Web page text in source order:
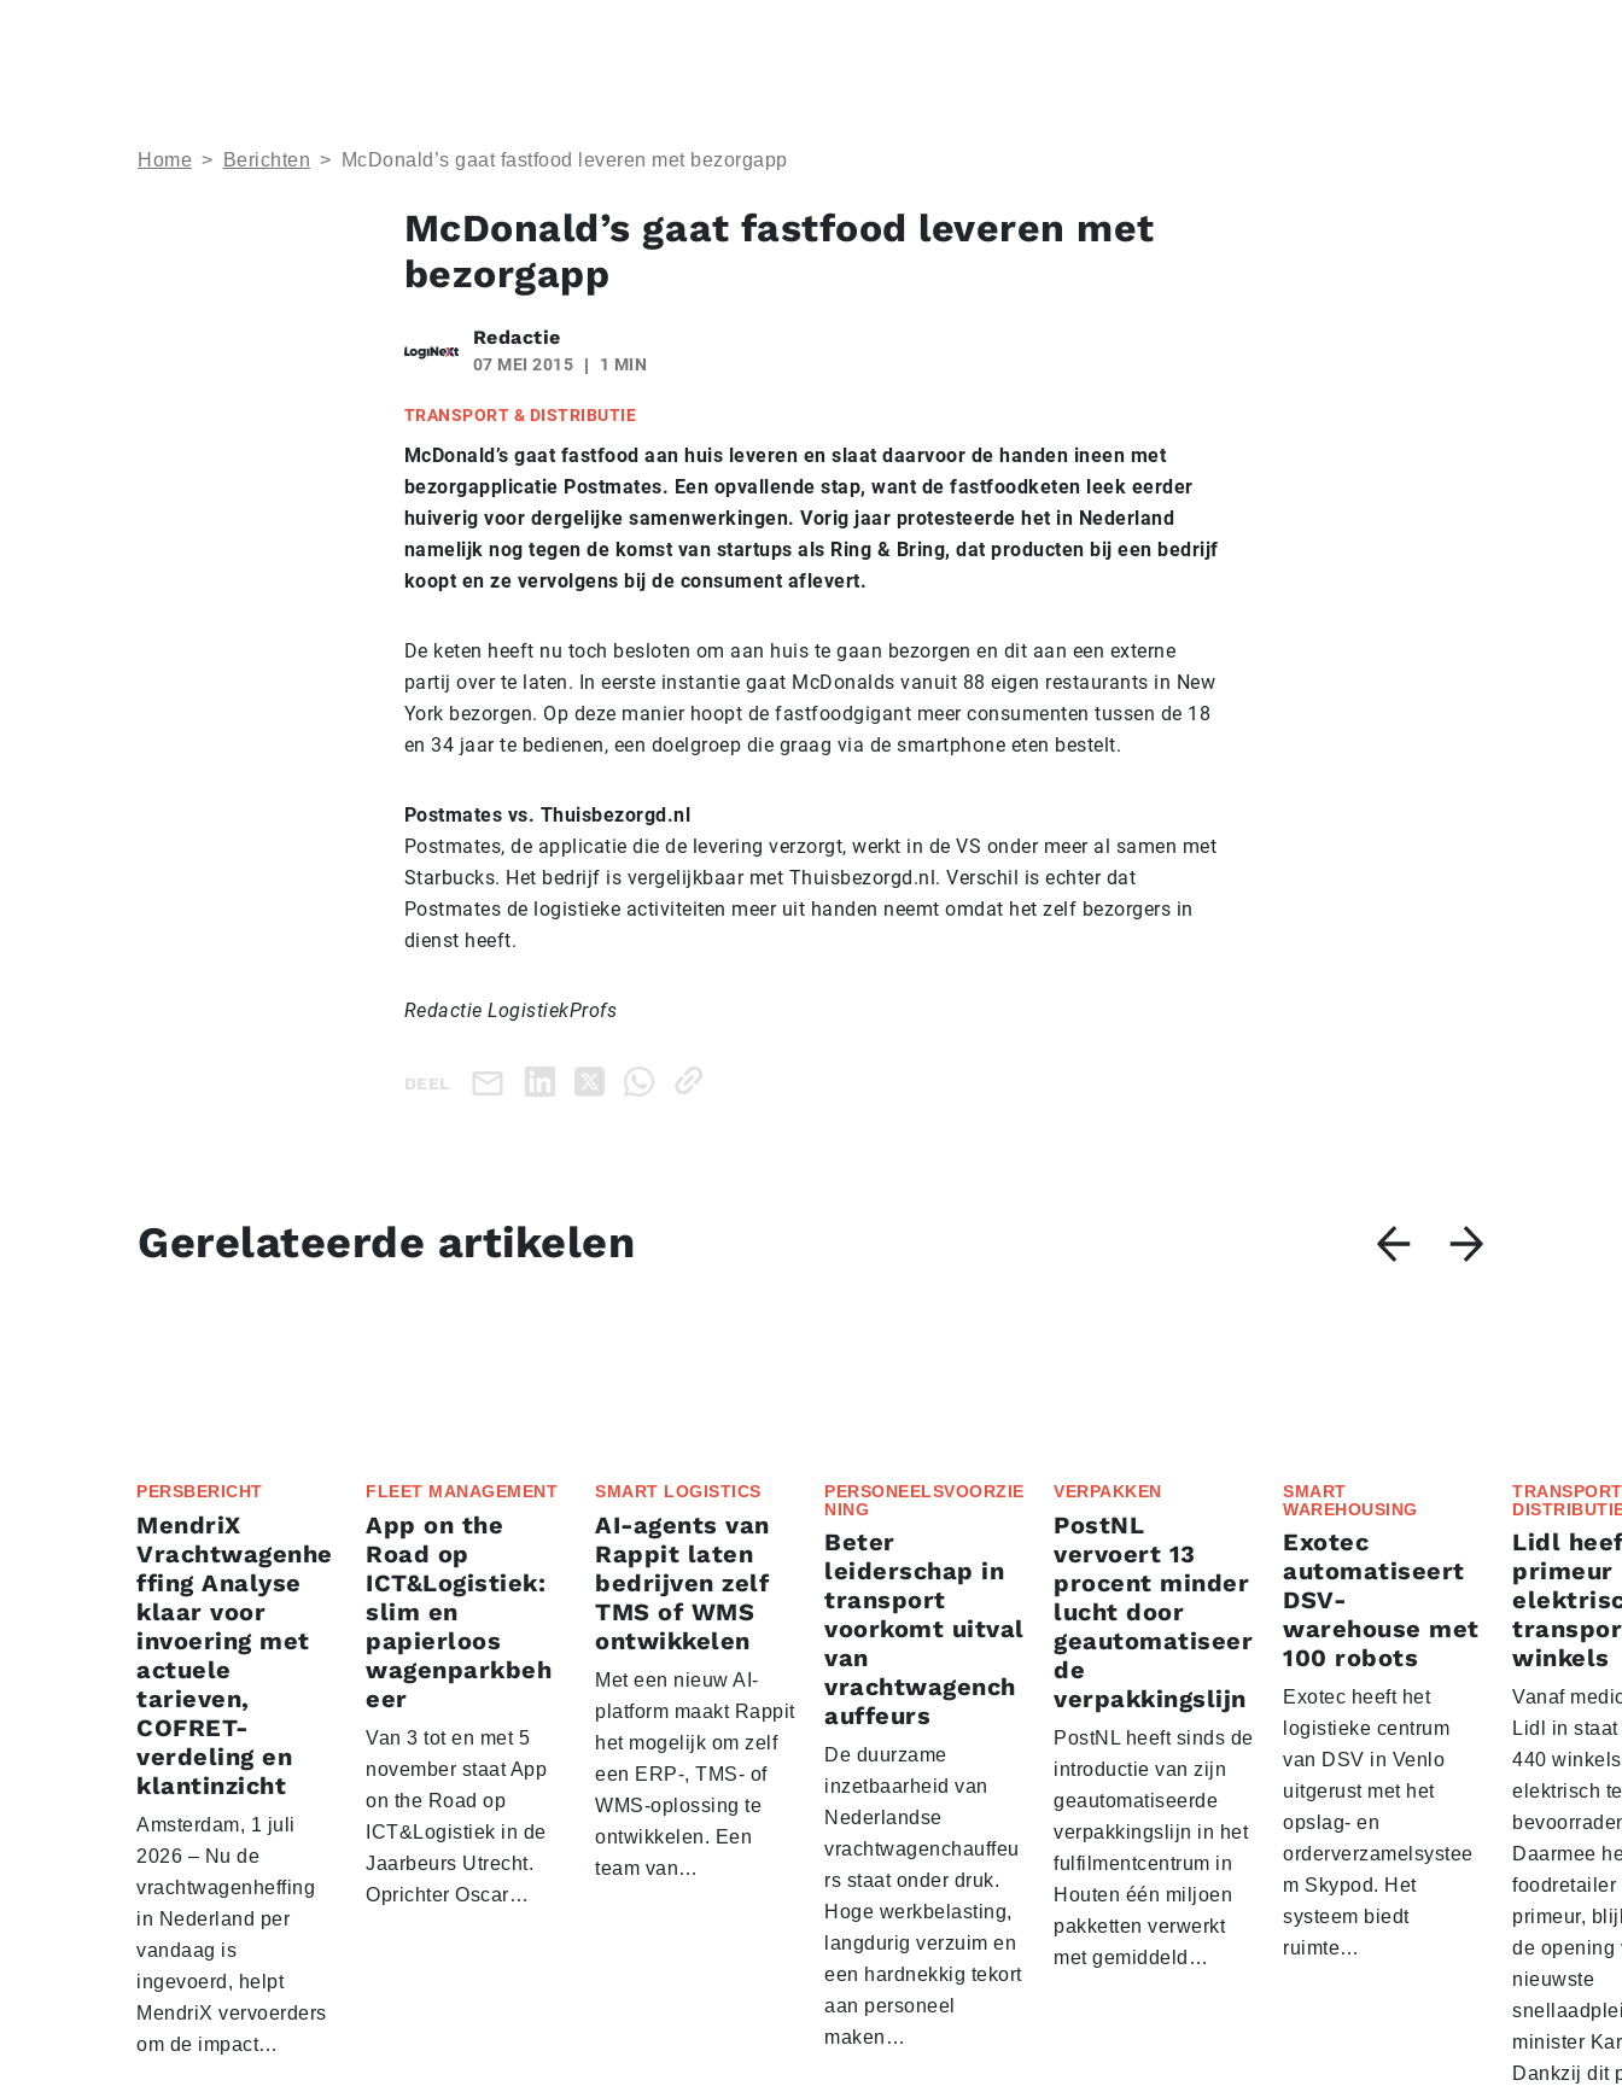
Home > Berichten > McDonald’s gaat fastfood leveren met bezorgapp
McDonald’s gaat fastfood leveren met
bezorgapp
Redactie
07 MEI 2015 1 MIN
TRANSPORT & DISTRIBUTIE
McDonald’s gaat fastfood aan huis leveren en slaat daarvoor de handen ineen met
bezorgapplicatie Postmates. Een opvallende stap, want de fastfoodketen leek eerder
huiverig voor dergelijke samenwerkingen. Vorig jaar protesteerde het in Nederland
namelijk nog tegen de komst van startups als Ring & Bring, dat producten bij een bedrijf
koopt en ze vervolgens bij de consument aflevert.
De keten heeft nu toch besloten om aan huis te gaan bezorgen en dit aan een externe
partij over te laten. In eerste instantie gaat McDonalds vanuit 88 eigen restaurants in New
York bezorgen. Op deze manier hoopt de fastfoodgigant meer consumenten tussen de 18
en 34 jaar te bedienen, een doelgroep die graag via de smartphone eten bestelt.
Postmates vs. Thuisbezorgd.nl
Postmates, de applicatie die de levering verzorgt, werkt in de VS onder meer al samen met
Starbucks. Het bedrijf is vergelijkbaar met Thuisbezorgd.nl. Verschil is echter dat
Postmates de logistieke activiteiten meer uit handen neemt omdat het zelf bezorgers in
dienst heeft.
Redactie LogistiekProfs
DEEL
Gerelateerde artikelen
PERSBERICHT
MendriX
Vrachtwagenhe
ffing Analyse
klaar voor
invoering met
actuele
tarieven,
COFRET-
verdeling en
klantinzicht
Amsterdam, 1 juli
2026 – Nu de
vrachtwagenheffing
in Nederland per
vandaag is
ingevoerd, helpt
MendriX vervoerders
om de impact…
FLEET MANAGEMENT
App on the
Road op
ICT&Logistiek:
slim en
papierloos
wagenparkbeh
eer
Van 3 tot en met 5
november staat App
on the Road op
ICT&Logistiek in de
Jaarbeurs Utrecht.
Oprichter Oscar…
SMART LOGISTICS
AI-agents van
Rappit laten
bedrijven zelf
TMS of WMS
ontwikkelen
Met een nieuw AI-
platform maakt Rappit
het mogelijk om zelf
een ERP-, TMS- of
WMS-oplossing te
ontwikkelen. Een
team van…
PERSONEELSVOORZIE
NING
Beter
leiderschap in
transport
voorkomt uitval
van
vrachtwagench
auffeurs
De duurzame
inzetbaarheid van
Nederlandse
vrachtwagenchauffeu
rs staat onder druk.
Hoge werkbelasting,
langdurig verzuim en
een hardnekkig tekort
aan personeel
maken…
VERPAKKEN
PostNL
vervoert 13
procent minder
lucht door
geautomatiseer
de
verpakkingslijn
PostNL heeft sinds de
introductie van zijn
geautomatiseerde
verpakkingslijn in het
fulfilmentcentrum in
Houten één miljoen
pakketten verwerkt
met gemiddeld…
SMART
WAREHOUSING
Exotec
automatiseert
DSV-
warehouse met
100 robots
Exotec heeft het
logistieke centrum
van DSV in Venlo
uitgerust met het
opslag- en
orderverzamelsystee
m Skypod. Het
systeem biedt
ruimte…
Lidl
primeur
winkels
Vanaf
Lidl in
440 winkels
elektrisch te
Daarmee
foodretailer
primeur,
de opening
nieuwste
minister
Dankzij dit